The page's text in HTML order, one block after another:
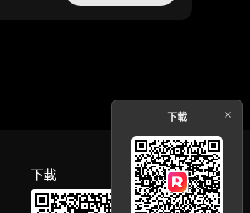
下載
下載